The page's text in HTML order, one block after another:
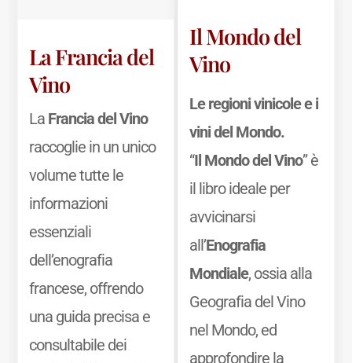
La Francia del
Vino
La Francia del Vino
raccoglie in un unico
volume tutte le
informazioni
essenziali
dell’enografia
francese, offrendo
una guida precisa e
consultabile dei
Il Mondo del
Vino
Le regioni vinicole e i
vini del Mondo.
“Il Mondo del Vino” è
il libro ideale per
avvicinarsi
all’Enografia
Mondiale, ossia alla
Geografia del Vino
nel Mondo, ed
approfondire la